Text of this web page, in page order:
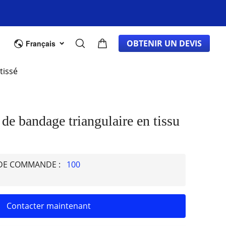
d'équipement d'origine DE GROS À PROPOS
Français OBTENIR UN DEVIS
bandage triangulaire en tissu
COMMANDE :
100
Contacter maintenant